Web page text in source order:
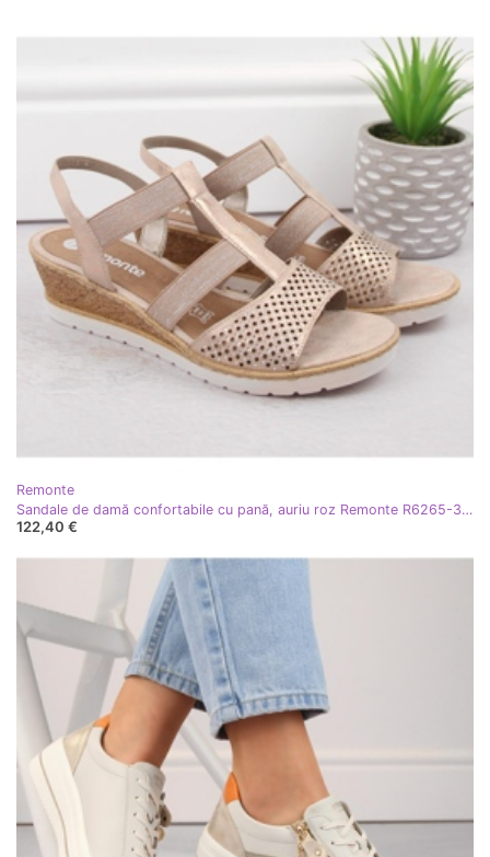
Remonte
Sandale de damă confortabile cu pană, auriu roz Remonte R6265-31 de aur
122,40 €